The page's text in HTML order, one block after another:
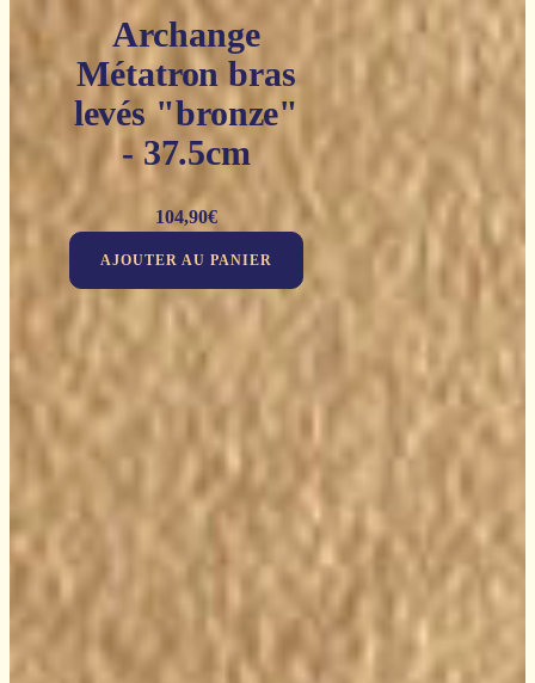
Archange
Métatron bras
levés "bronze"
- 37.5cm
104,90€
AJOUTER AU PANIER